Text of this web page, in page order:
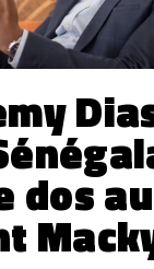
dos au